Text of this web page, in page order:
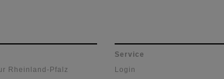
Rheinland-Pfalz
Service
Login